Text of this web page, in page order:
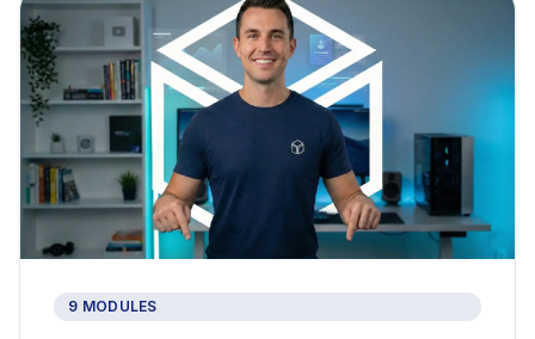
9 MODULES